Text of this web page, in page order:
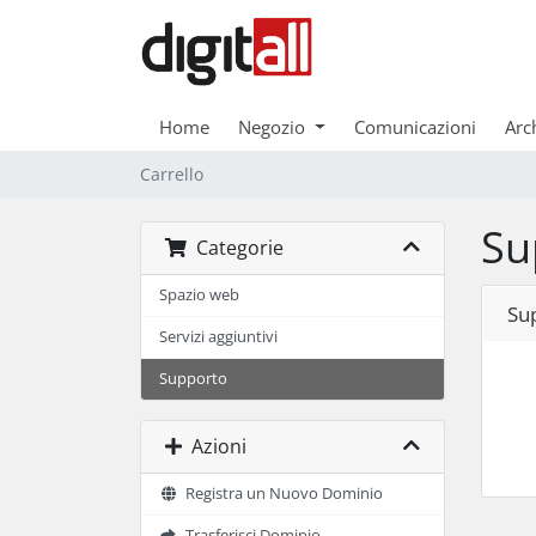
Home Negozio Comunicazioni
Carrello
Categorie
Spazio web
Servizi aggiuntivi
Supporto
Azioni
Registra un Nuovo Dominio